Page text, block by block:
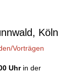
Köln
Vorträgen
Uhr in der